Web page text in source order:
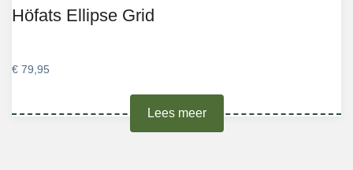
Lees meer
Höfats Ellipse Grid
€ 79,95